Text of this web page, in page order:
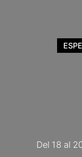
Del 18 al